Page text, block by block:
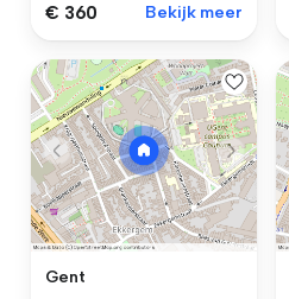
€ 360 Bekijk meer
Gent